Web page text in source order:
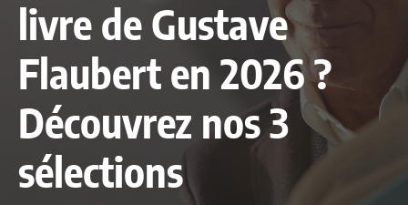
livre de Gustave
Flaubert en 2026 ?
Découvrez nos 3
sélections